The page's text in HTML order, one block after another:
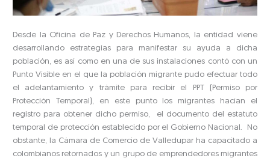
Desde la Oficina de Paz y Derechos Humanos, la entidad viene
desarrollando estrategias para manifestar su ayuda a dicha
población, es así como en una de sus instalaciones contó con un
Punto Visible en el que la población migrante pudo efectuar todo
el adelantamiento y trámite para recibir el PPT (Permiso por
Protección Temporal), en este punto los migrantes hacían el
registro para obtener dicho permiso, el documento del estatuto
temporal de protección establecido por el Gobierno Nacional. No
obstante, la Cámara de Comercio de Valledupar ha capacitado a
colombianos retornados y un grupo de emprendedores migrantes